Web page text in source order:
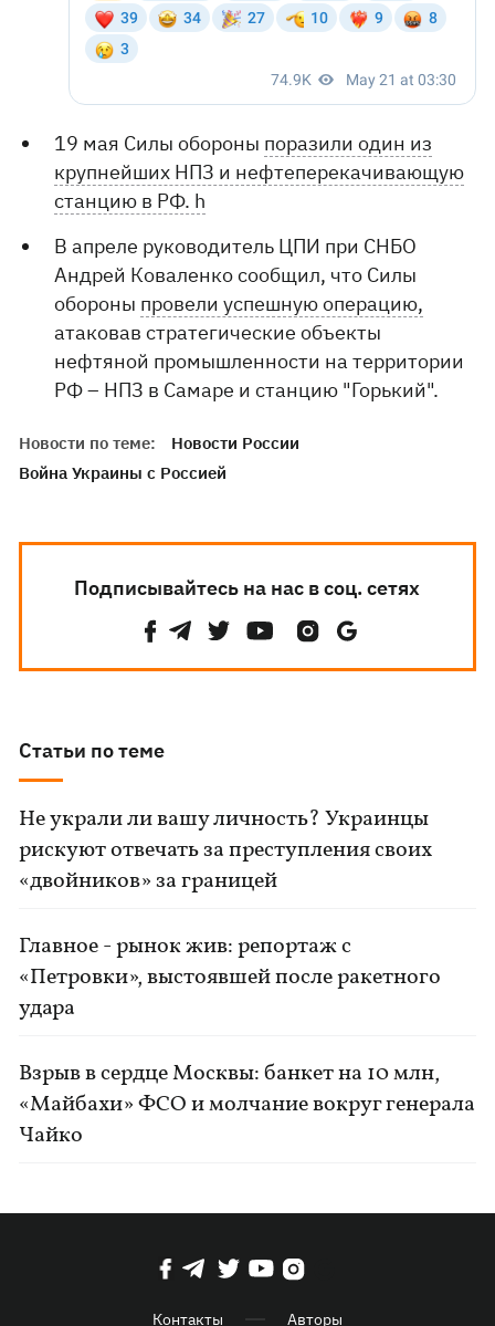
19 мая Силы обороны поразили один из
крупнейших НПЗ и нефтеперекачивающую
станцию ​​в РФ. h
В апреле руководитель ЦПИ при СНБО
Андрей Коваленко сообщил, что Силы
обороны провели успешную операцию,
атаковав стратегические объекты
нефтяной промышленности на территории
РФ – НПЗ в Самаре и станцию ​​"Горький".
Новости по теме:
Новости России
Война Украины с Россией
Подписывайтесь на нас в соц. сетях
Статьи по теме
Не украли ли вашу личность? Украинцы
рискуют отвечать за преступления своих
«двойников» за границей
Главное - рынок жив: репортаж с
«Петровки», выстоявшей после ракетного
удара
Взрыв в сердце Москвы: банкет на 10 млн,
«Майбахи» ФСО и молчание вокруг генерала
Чайко
Контакты Авторы